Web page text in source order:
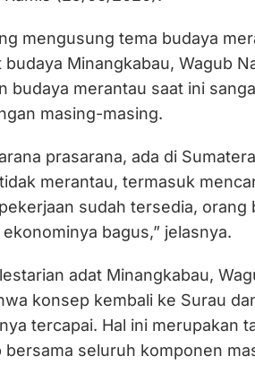
mengusung tema budaya
budaya Minangkabau, Wagub
budaya merantau saat ini
masing-masing.
prasarana, ada di
merantau, termasuk
sudah tersedia, orang
bagus,” jelasnya.
adat Minangkabau,
konsep kembali ke Surau
tercapai. Hal ini merupakan
bersama seluruh komponen